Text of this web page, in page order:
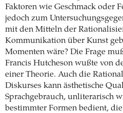
Faktoren wie Geschmack oder
jedoch zum
mit den Mitteln der
Kommunikation über Kunst
Momenten wäre? Die Frage
Francis Hutcheson wußte von
einer Theorie. Auch die
Diskurses kann ästhetische
Sprachgebrauch, unliterarisch
bestimmter Formen bedient,